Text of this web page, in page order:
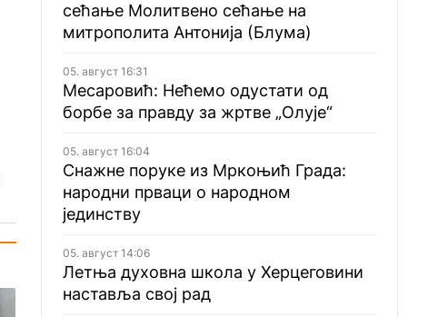
сећање Молитвено сећање на
митрополита Антонија (Блума)
05. август 16:31
Месаровић: Нећемо одустати од
борбе за правду за жртве „Олује“
05. август 16:04
Снажне поруке из Мркоњић Града:
народни прваци о народном
јединству
05. август 14:06
Летња духовна школа у Херцеговини
наставља свој рад